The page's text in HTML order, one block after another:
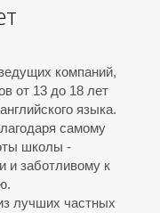
компаний,
от 13 до 18 лет
языка.
самому
школы -
и заботливому к
лучших частных